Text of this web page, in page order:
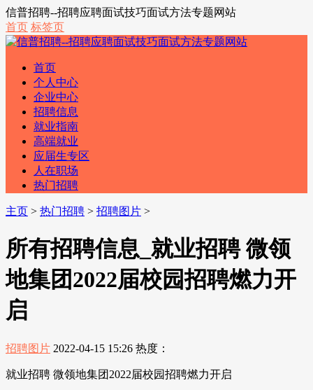
信普招聘--招聘应聘面试技巧面试方法专题网站
首页 标签页
首页
个人中心
企业中心
招聘信息
就业指南
高端就业
应届生专区
人在职场
热门招聘
主页 > 热门招聘 > 招聘图片 >
所有招聘信息_就业招聘 微领
地集团2022届校园招聘燃力开
启
招聘图片 2022-04-15 15:26 热度：
就业招聘 微领地集团2022届校园招聘燃力开启